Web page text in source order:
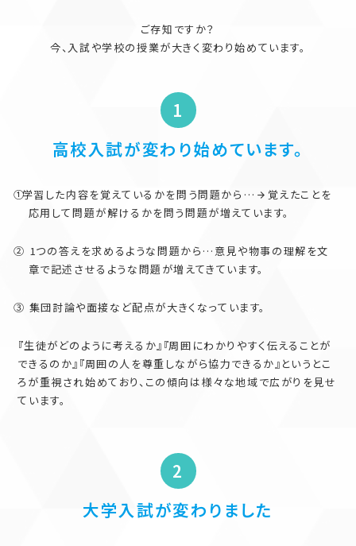
ご存知ですか？
今、入試や学校の授業が大きく変わり始めています。
高校入試が変わり始めています。
学習した内容を覚えているかを問う問題から…
覚えたことを
応用して問題が解けるかを問う問題が増えています。
1つの答えを求めるような問題から…意見や物事の理解を文
章で記述させるような問題が増えてきています。
集団討論や面接など配点が大きくなっています。
『生徒がどのように考えるか』『周囲にわかりやすく伝えることが
できるのか』『周囲の人を尊重しながら協力できるか』というとこ
ろが重視され始めており、この傾向は様々な地域で広がりを見せ
ています。
大学入試が変わりました